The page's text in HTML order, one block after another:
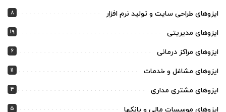
ایزوهای طراحی سایت و تولید نرم افزار 8
ایزوهای مدیریتی 19
ایزوهای مراکز درمانی 6
ایزوهای مشاغل و خدمات 11
ایزوهای مشتری مداری 4
ایزوهای موسسات مالی و بانکها 5